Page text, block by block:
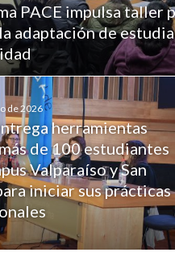
PACE impulsa taller
adaptación de
de 2026
herramientas
de 100 estudiantes
Valparaíso y San
iniciar sus prácticas